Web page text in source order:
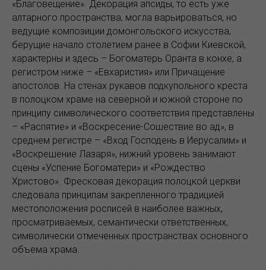
«Благовещение». Декорация апсиды, то есть уже
алтарного пространства, могла варьироваться, но
ведущие композиции домонгольского искусства,
берущие начало столетием ранее в Софии Киевской,
характерны и здесь – Богоматерь Оранта в конхе, а
регистром ниже – «Евхаристия» или Причащение
апостолов. На стенах рукавов подкупольного креста
в полоцком храме на северной и южной стороне по
принципу символического соответствия представлены
– «Распятие» и «Воскресение-Сошествие во ад», в
среднем регистре – «Вход Господень в Иерусалим» и
«Воскрешение Лазаря», нижний уровень занимают
сцены «Успение Богоматери» и «Рождество
Христово». Фресковая декорация полоцкой церкви
следовала принципам закрепленного традицией
местоположения росписей в наиболее важных,
просматриваемых, семантически ответственных,
символически отмеченных пространствах основного
объема храма.